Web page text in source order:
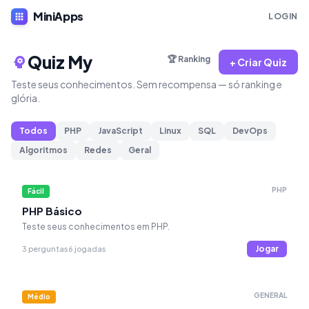
apps MiniApps LOGIN
psychology Quiz My 🏆 Ranking
+ Criar Quiz
Teste seus conhecimentos. Sem recompensa — só ranking e
glória.
Todos PHP JavaScript Linux SQL
DevOps
Algoritmos
Redes Geral
Fácil PHP
PHP Básico
Teste seus conhecimentos em PHP.
3 perguntas6 jogadas Jogar
Médio GENERAL